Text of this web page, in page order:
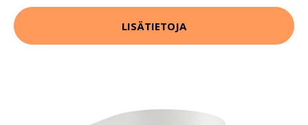
LISÄTIETOJA